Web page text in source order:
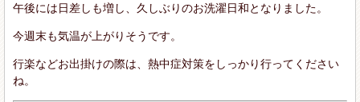
午後には日差しも増し、久しぶりのお洗濯日和となりました。
今週末も気温が上がりそうです。
行楽などお出掛けの際は、熱中症対策をしっかり行ってください
ね。